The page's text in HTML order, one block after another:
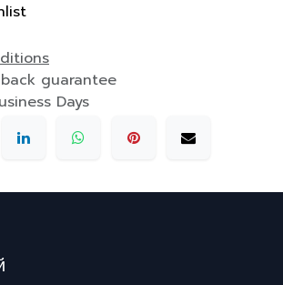
guarantee
Days